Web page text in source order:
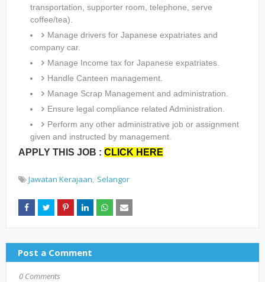
transportation, supporter room, telephone, serve
coffee/tea).
Manage drivers for Japanese expatriates and
company car.
Manage Income tax for Japanese expatriates.
Handle Canteen management.
Manage Scrap Management and administration.
Ensure legal compliance related Administration.
Perform any other administrative job or assignment
given and instructed by management.
APPLY THIS JOB : CLICK HERE
Jawatan Kerajaan Selangor
Post a Comment
0 Comments